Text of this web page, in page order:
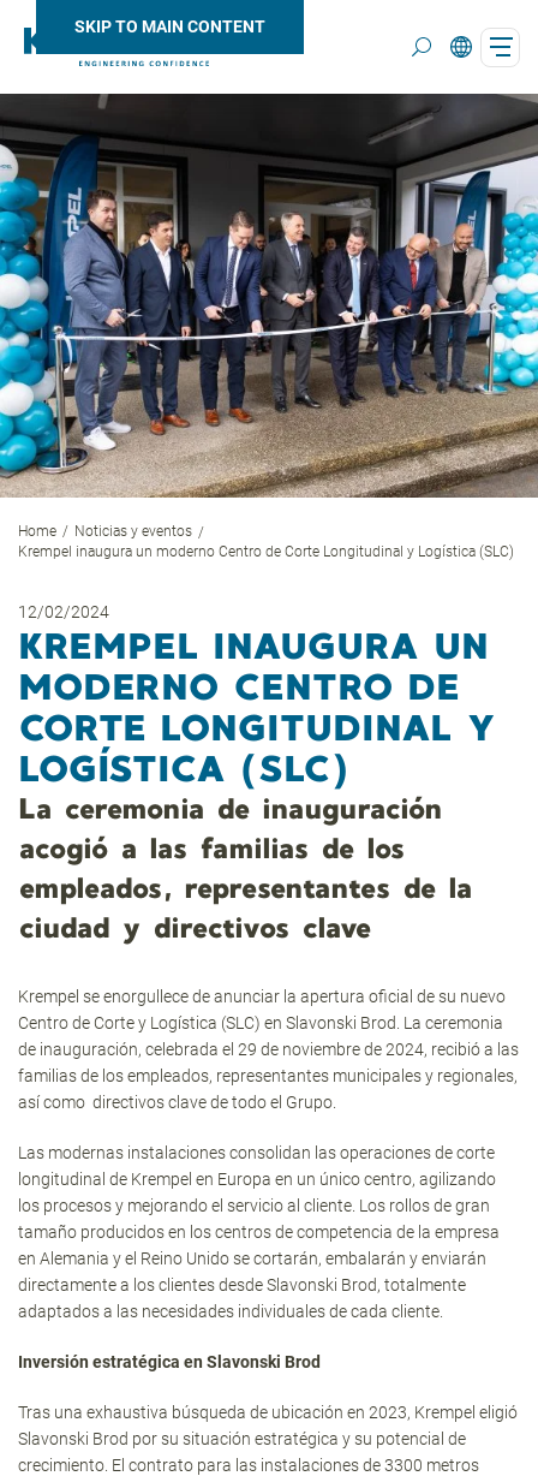
SKIP TO MAIN CONTENT
Search
Home
Noticias y eventos
Krempel inaugura un moderno Centro de Corte Longitudinal y Logística (SLC)
12/02/2024
KREMPEL INAUGURA UN
MODERNO CENTRO DE
CORTE LONGITUDINAL Y
LOGÍSTICA (SLC)
La ceremonia de inauguración
acogió a las familias de los
empleados, representantes de la
ciudad y directivos clave
Krempel se enorgullece de anunciar la apertura oficial de su nuevo
Centro de Corte y Logística (SLC) en Slavonski Brod. La ceremonia
de inauguración, celebrada el 29 de noviembre de 2024, recibió a las
familias de los empleados, representantes municipales y regionales,
así como directivos clave de todo el Grupo.
Las modernas instalaciones consolidan las operaciones de corte
longitudinal de Krempel en Europa en un único centro, agilizando
los procesos y mejorando el servicio al cliente. Los rollos de gran
tamaño producidos en los centros de competencia de la empresa
en Alemania y el Reino Unido se cortarán, embalarán y enviarán
directamente a los clientes desde Slavonski Brod, totalmente
adaptados a las necesidades individuales de cada cliente.
Inversión estratégica en Slavonski Brod
Tras una exhaustiva búsqueda de ubicación en 2023, Krempel eligió
Slavonski Brod por su situación estratégica y su potencial de
crecimiento. El contrato para las instalaciones de 3300 metros